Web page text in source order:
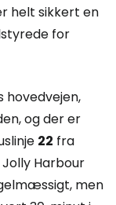
helt sikkert en
for
hovedvejen,
og der er
22 fra
Harbour
men